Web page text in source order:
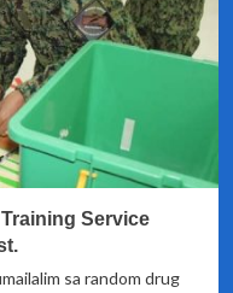
Service
sa random drug